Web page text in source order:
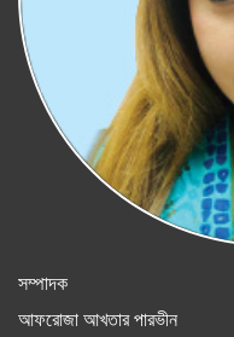
সম্পাদক
আফরোজা আখতার পারভীন